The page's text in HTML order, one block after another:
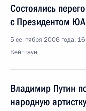
Состоялись
с Президентом
5 сентября 2006 года,
Кейптаун
Владимир Путин
народную